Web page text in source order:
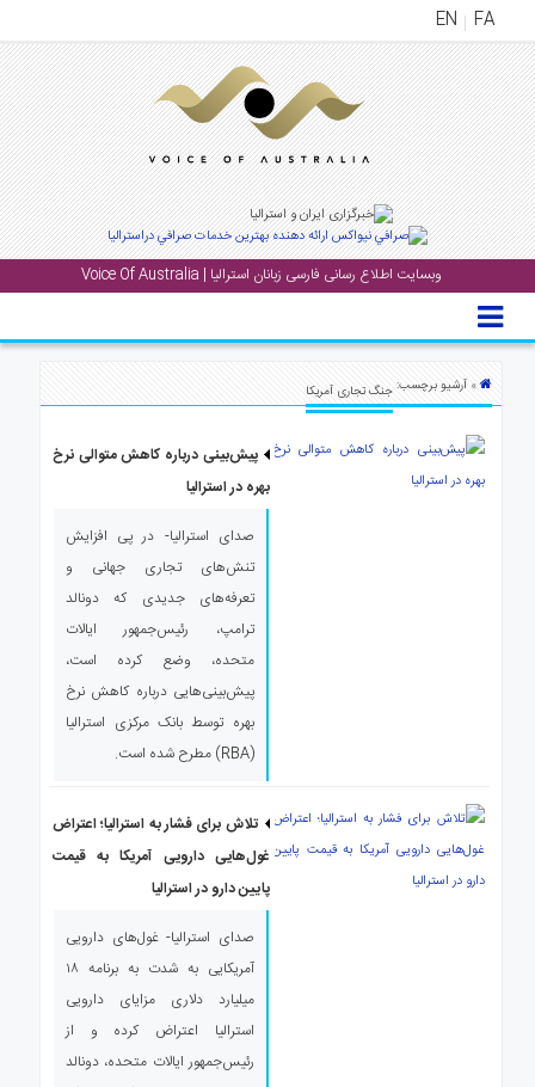
FA
EN
وبسایت اطلاع رسانی فارسی زبانان استرالیا | Voice Of Australia
منوی
اصلی
خانه
جشن
رویداد
پادکست
» آرشیو برچسب:جنگ تجاری آمریکا
پیش‌بینی درباره کاهش متوالی نرخ
بهره در استرالیا
صدای استرالیا- در پی افزایش
تنش‌های تجاری جهانی و
تعرفه‌های جدیدی که دونالد
ترامپ، رئیس‌جمهور ایالات
متحده، وضع کرده است،
پیش‌بینی‌هایی درباره کاهش نرخ
بهره توسط بانک مرکزی استرالیا
(RBA) مطرح شده است.
تلاش برای فشار به استرالیا؛ اعتراض
غول‌هایی دارویی آمریکا به قیمت
پایین دارو در استرالیا
صدای استرالیا- غول‌های دارویی
آمریکایی به شدت به برنامه ۱۸
میلیارد دلاری مزایای دارویی
استرالیا اعتراض کرده و از
رئیس‌جمهور ایالات متحده، دونالد